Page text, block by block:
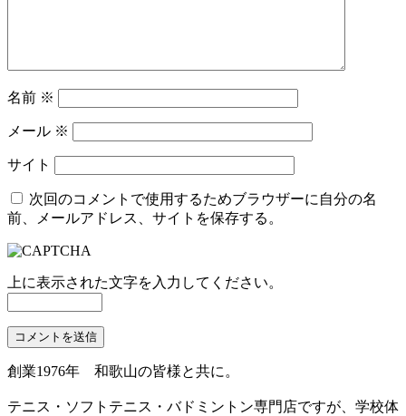
名前 ※
メール ※
サイト
次回のコメントで使用するためブラウザーに自分の名
前、メールアドレス、サイトを保存する。
上に表示された文字を入力してください。
創業1976年 和歌山の皆様と共に。
テニス・ソフトテニス・バドミントン専門店ですが、学校体